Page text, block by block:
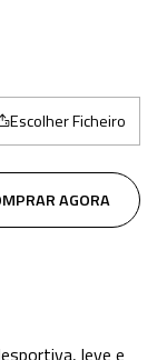
Escolher Ficheiro
AGORA
leve e